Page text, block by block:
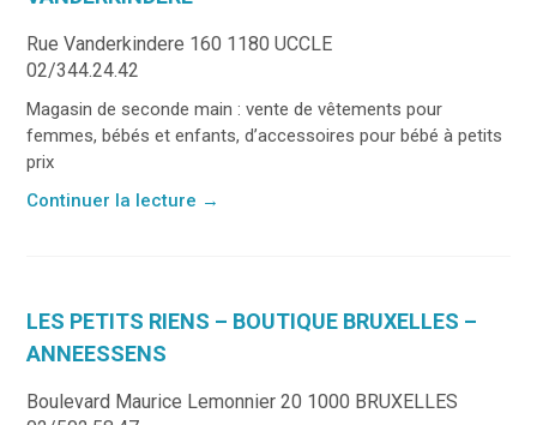
Rue Vanderkindere 160 1180 UCCLE
02/344.24.42
Magasin de seconde main : vente de vêtements pour
femmes, bébés et enfants, d’accessoires pour bébé à petits
prix
Continuer la lecture →
LES PETITS RIENS – BOUTIQUE BRUXELLES –
ANNEESSENS
Boulevard Maurice Lemonnier 20 1000 BRUXELLES